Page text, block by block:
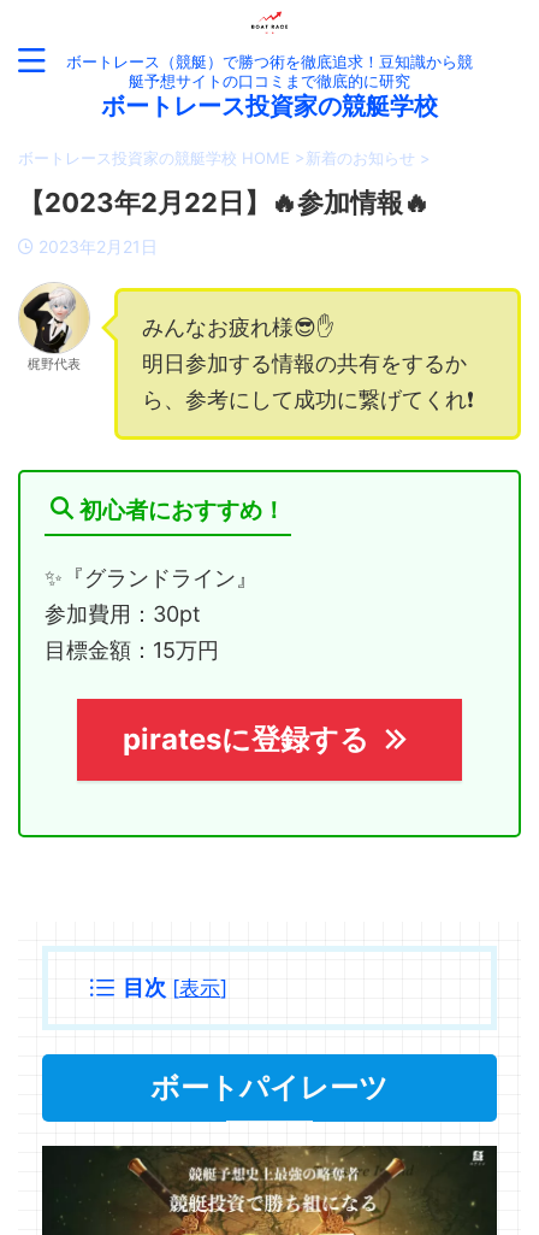
ボートレース（競艇）で勝つ術を徹底追求！豆知識から競
艇予想サイトの口コミまで徹底的に研究
ボートレース投資家の競艇学校
ボートレース投資家の競艇学校 HOME >新着のお知らせ >
【2023年2月22日】🔥参加情報🔥
2023年2月21日
梶野代表
みんなお疲れ様😎✋
明日参加する情報の共有をするか
ら、参考にして成功に繋げてくれ❗️
初心者におすすめ！
✨『グランドライン』
参加費用：30pt
目標金額：15万円
piratesに登録する
目次 [表示]
ボートパイレーツ